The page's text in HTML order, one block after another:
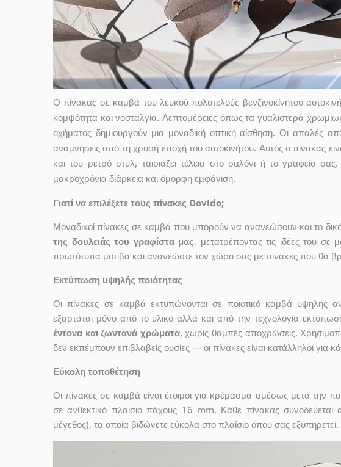
Ο πίνακας σε καμβά του λευκού πολυτελούς βενζινοκίνητου
κομψότητα και νοσταλγία. Λεπτομέρειες όπως τα γυαλιστερά
οχήματος δημιουργούν μια μοναδική οπτική αίσθηση. Οι απαλές
αναμνήσεις από τη χρυσή εποχή του αυτοκινήτου. Αυτός ο πίνακας
και του ρετρό στυλ, ταιριάζει τέλεια στο σαλόνι ή το γραφείο
μακροχρόνια διάρκεια και όμορφη εμφάνιση.
Γιατί να επιλέξετε τους πίνακες Dovido;
Μοναδικοί πίνακες σε καμβά που μπορούν να ανανεώσουν και το δικό
της δουλειάς του γραφίστα μας, μετατρέποντας τις ιδέες του σε
πρωτότυπα μοτίβα και ανανεώστε τον χώρο σας με πίνακες που θα
Εκτύπωση υψηλής ποιότητας
Οι πίνακες σε καμβά εκτυπώνονται σε ποιοτικό καμβά υψηλής
εξαρτάται μόνο από το υλικό αλλά και από την τεχνολογία
έντονα και ζωντανά χρώματα, χωρίς θαμπές αποχρώσεις.
δεν εκπέμπουν επιβλαβείς ουσίες — οι πίνακες είναι κατάλληλοι για
Εύκολη τοποθέτηση
Οι πίνακες σε καμβά είναι έτοιμοι για κρέμασμα αμέσως μετά την
σε ανθεκτικό πλαίσιο πάχους 16 mm. Κάθε πίνακας
μέγεθος), τα οποία βιδώνετε εύκολα στο πλαίσιο όπου σας εξυπηρετεί.